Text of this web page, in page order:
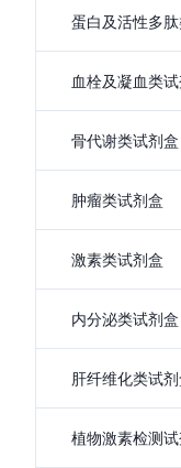
蛋白及活性多
血栓及凝血类
骨代谢类试剂盒
肿瘤类试剂盒
激素类试剂盒
内分泌类试剂盒
肝纤维化类试剂
植物激素检测